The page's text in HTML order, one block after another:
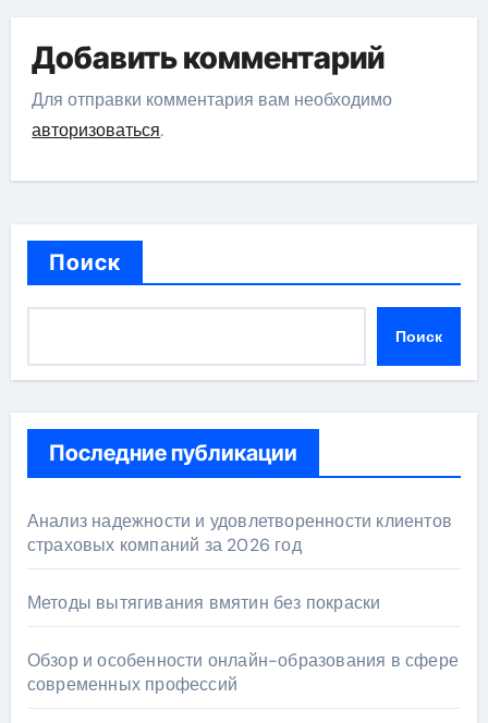
Добавить комментарий
Для отправки комментария вам необходимо
авторизоваться.
Поиск
Поиск
Последние публикации
Анализ надежности и удовлетворенности клиентов
страховых компаний за 2026 год
Методы вытягивания вмятин без покраски
Обзор и особенности онлайн-образования в сфере
современных профессий